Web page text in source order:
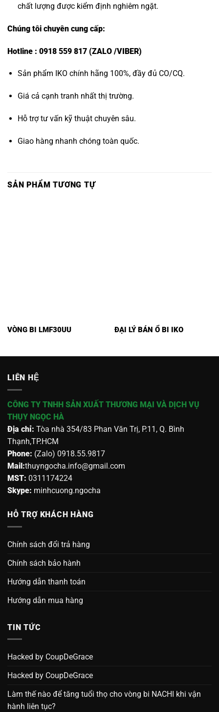
chất lượng được kiểm định nghiêm ngặt.
Chúng tôi chuyên cung cấp:
Hotline : 0918 559 817 (ZALO /VIBER)
Sản phẩm IKO chính hãng 100%, đầy đủ CO/CQ.
Giá cả cạnh tranh nhất thị trường.
Hỗ trợ tư vấn kỹ thuật chuyên sâu.
Giao hàng nhanh chóng toàn quốc.
SẢN PHẨM TƯƠNG TỰ
VÒNG BI LMF30UU ĐẠI LÝ BÁN Ổ BI IKO
LIÊN HỆ
CÔNG TY TNHH SẢN XUẤT THƯƠNG MẠI VÀ DỊCH VỤ
THỤY NGỌC HÀ
Địa chỉ: Tòa nhà 354/83 Phan Văn Trị, P.11, Q. Bình
Thạnh,TP.HCM
Phone: (Zalo) 0918.55.9817
Mail:thuyngocha.info@gmail.com
MST: 0311174224
Skype: minhcuong.ngocha
HỖ TRỢ KHÁCH HÀNG
Chính sách đổi trả hàng
Chính sách bảo hành
Hướng dẫn thanh toán
Hướng dẫn mua hàng
TIN TỨC
Hacked by CoupDeGrace
Hacked by CoupDeGrace
Làm thế nào để tăng tuổi thọ cho vòng bi NACHI khi vận
hành liên tục?